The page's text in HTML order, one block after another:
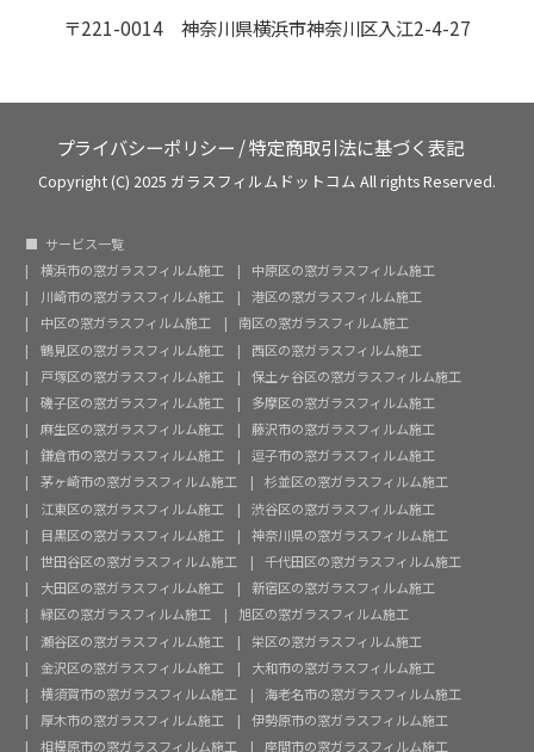
〒221-0014 神奈川県横浜市神奈川区入江2-4-27
プライバシーポリシー /特定商取引法に基づく表記
Copyright (C) 2025 ガラスフィルムドットコム All rights Reserved.
サービス一覧
横浜市の窓ガラスフィルム施工
中原区の窓ガラスフィルム施工
川崎市の窓ガラスフィルム施工
港区の窓ガラスフィルム施工
中区の窓ガラスフィルム施工
南区の窓ガラスフィルム施工
鶴見区の窓ガラスフィルム施工
西区の窓ガラスフィルム施工
戸塚区の窓ガラスフィルム施工
保土ヶ谷区の窓ガラスフィルム施工
磯子区の窓ガラスフィルム施工
多摩区の窓ガラスフィルム施工
麻生区の窓ガラスフィルム施工
藤沢市の窓ガラスフィルム施工
鎌倉市の窓ガラスフィルム施工
逗子市の窓ガラスフィルム施工
茅ヶ崎市の窓ガラスフィルム施工
杉並区の窓ガラスフィルム施工
江東区の窓ガラスフィルム施工
渋谷区の窓ガラスフィルム施工
目黒区の窓ガラスフィルム施工
神奈川県の窓ガラスフィルム施工
世田谷区の窓ガラスフィルム施工
千代田区の窓ガラスフィルム施工
大田区の窓ガラスフィルム施工
新宿区の窓ガラスフィルム施工
緑区の窓ガラスフィルム施工
旭区の窓ガラスフィルム施工
瀬谷区の窓ガラスフィルム施工
栄区の窓ガラスフィルム施工
金沢区の窓ガラスフィルム施工
大和市の窓ガラスフィルム施工
横須賀市の窓ガラスフィルム施工
海老名市の窓ガラスフィルム施工
厚木市の窓ガラスフィルム施工
伊勢原市の窓ガラスフィルム施工
相模原市の窓ガラスフィルム施工
座間市の窓ガラスフィルム施工